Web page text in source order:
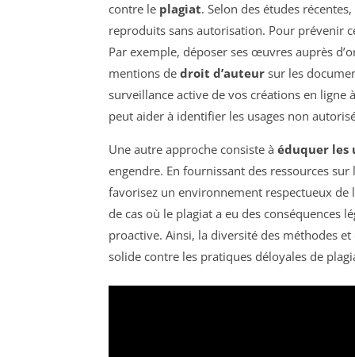
contre le plagiat. Selon des études
reproduits sans autorisation. Pour prévenir
Par exemple, déposer ses œuvres auprès
mentions de droit d’auteur sur les
surveillance active de vos créations en ligne
peut aider à identifier les usages non
Une autre approche consiste à éduquer les
engendre. En fournissant des ressources
favorisez un environnement respectueux
de cas où le plagiat a eu des conséquences
proactive. Ainsi, la diversité des méthodes
solide contre les pratiques déloyales de